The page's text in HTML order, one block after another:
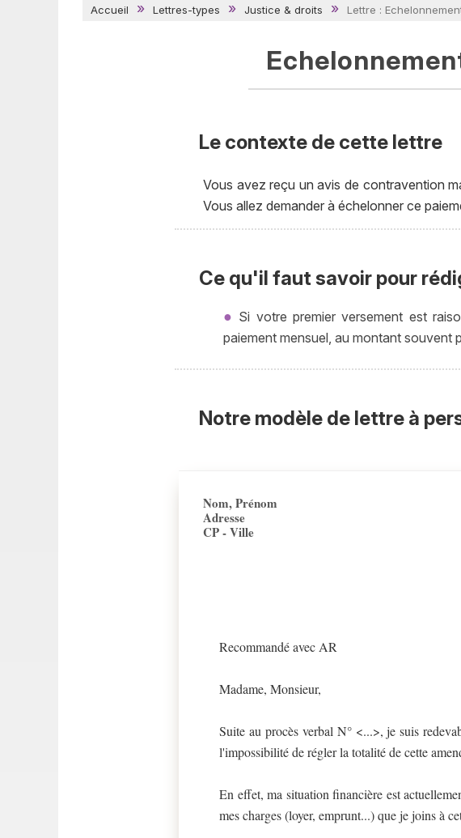
Accueil Lettres-types Justice & droits Lettre :
Le contexte de cette lettre
Vous avez reçu un avis de contravention
Vous allez demander à échelonner ce
Ce qu'il faut savoir pour
Si votre premier versement est
paiement mensuel, au montant souvent
Notre modèle de lettre à
Nom, Prénom
Adresse
CP - Ville
Recommandé avec AR
Madame, Monsieur,
Suite au procès verbal N° <...>, je suis
l'impossibilité de régler la totalité de cette
En effet, ma situation financière est
mes charges (loyer, emprunt...) que je joins à